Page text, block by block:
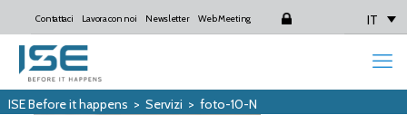
Contattaci Lavora con noi Newsletter Web Meeting IT
ISE Before it happens > Servizi > foto-10-N